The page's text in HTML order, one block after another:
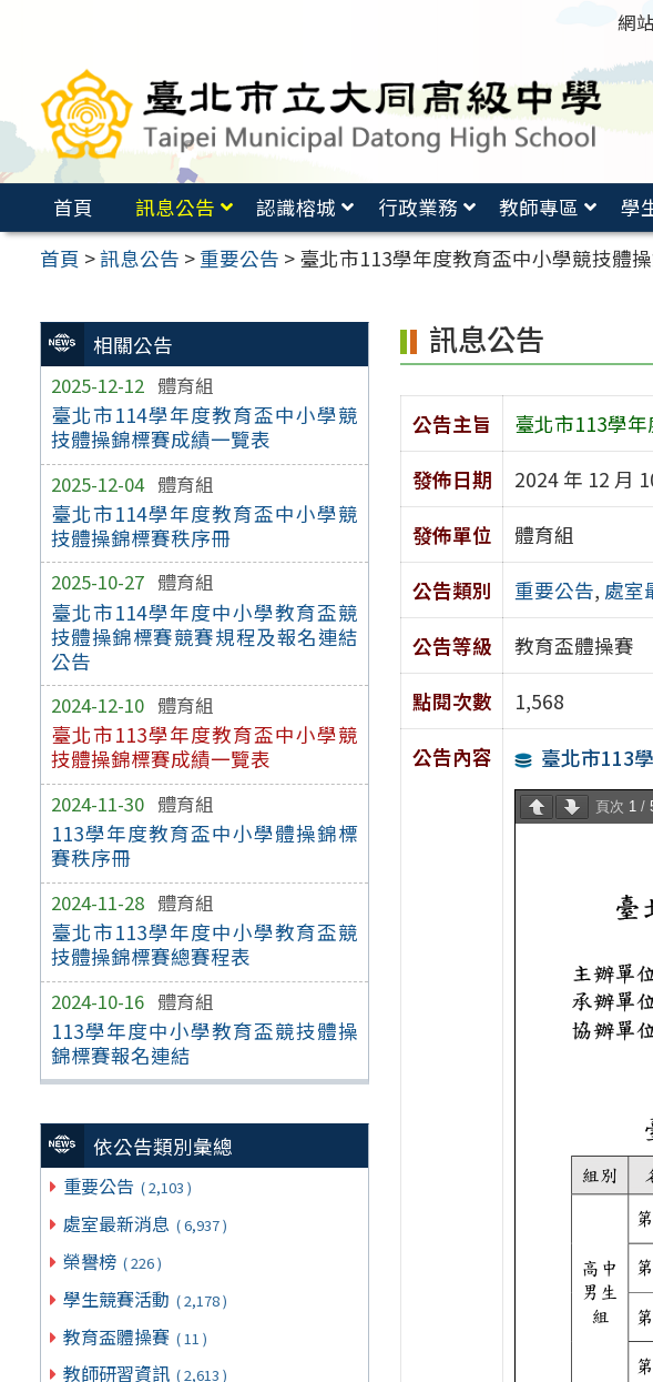
要
容
網
首頁 訊息公告 認識榕城 行政業務 教師專區 學
首頁 >訊息公告 > 重要公告 > 臺北市113學年度教育盃中小學競技體
相關公告
2025-12-12 體育組
臺北市114學年度教育盃中小學競
技體操錦標賽成績一覽表
2025-12-04 體育組
臺北市114學年度教育盃中小學競
技體操錦標賽秩序冊
2025-10-27 體育組
臺北市114學年度中小學教育盃競
技體操錦標賽競賽規程及報名連結
公告
2024-12-10 體育組
臺北市113學年度教育盃中小學競
技體操錦標賽成績一覽表
2024-11-30 體育組
113學年度教育盃中小學體操錦標
賽秩序冊
2024-11-28 體育組
臺北市113學年度中小學教育盃競
技體操錦標賽總賽程表
2024-10-16 體育組
113學年度中小學教育盃競技體操
錦標賽報名連結
依公告類別彙總
重要公告 ( 2,103 )
處室最新消息 ( 6,937 )
榮譽榜 ( 226 )
學生競賽活動 ( 2,178 )
教育盃體操賽 ( 11 )
教師研習資訊 ( 2,613 )
訊息公告
公告主旨
臺北市113學
發佈日期
2024 年 12 月
發佈單位
體育組
公告類別
重要公告, 處室
公告等級
教育盃體操賽
點閱次數
1,568
公告內容
臺北市113
頁次 1/